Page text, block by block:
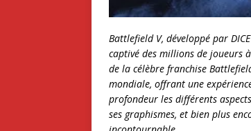
Battlefield V, développé par
captivé des millions de joueurs
de la célèbre franchise
mondiale, offrant une
profondeur les différents
ses graphismes, et bien plus